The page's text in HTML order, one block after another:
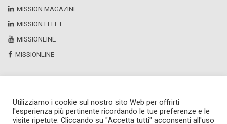
MISSION MAGAZINE
MISSION FLEET
MISSIONLINE
MISSIONLINE
Copyright © 2025 by Newsteca
P.Iva 13171520151
Newsteca S.r.l.
Utilizziamo i cookie sul nostro sito Web per offrirti
l'esperienza più pertinente ricordando le tue preferenze e le
visite ripetute. Cliccando su "Accetta tutti" acconsenti all'uso